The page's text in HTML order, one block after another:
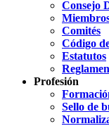
Consejo
Comités
Código
Estatutos
Profesión
Sello de